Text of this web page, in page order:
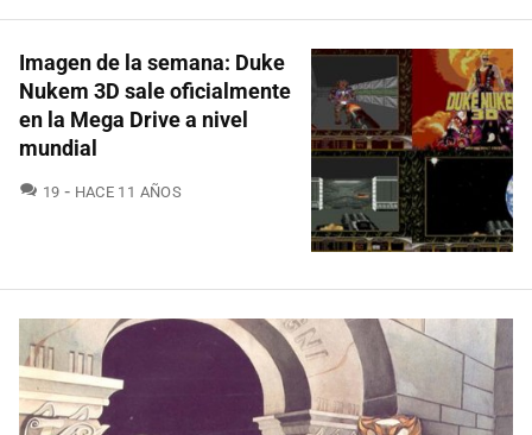
Imagen de la semana: Duke
Nukem 3D sale oficialmente
en la Mega Drive a nivel
mundial
19 COMENTARIOS
HACE 11 AÑOS